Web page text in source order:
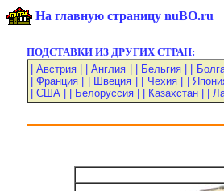
На главную страницу nuBO.ru
ПОДСТАВКИ ИЗ ДРУГИХ СТРАН:
| Австрия |
| Англия | | Бельгия | |
| Франция |
| Швеция | | Чехия | |
| США |
| Белоруссия | | Казахстан | |